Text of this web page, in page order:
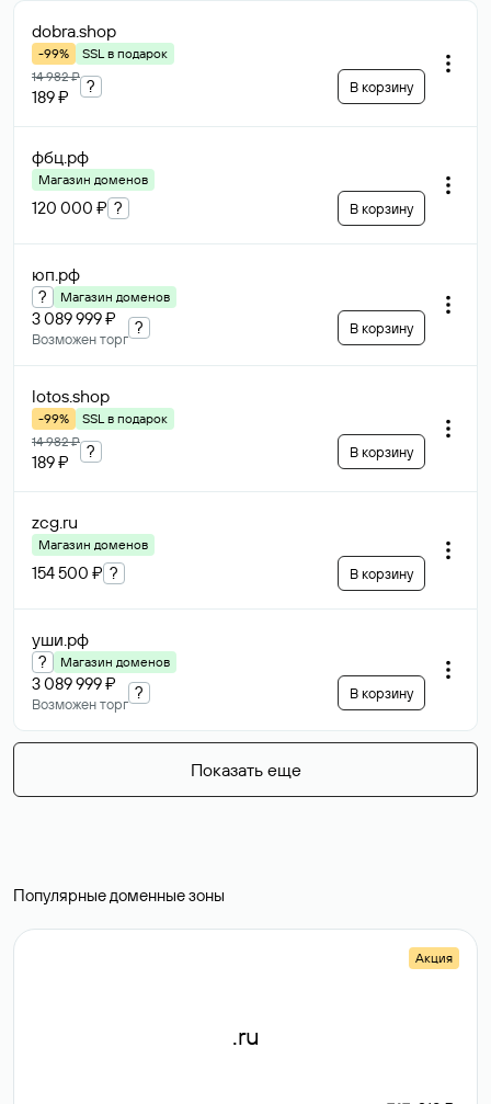
dobra.shop
-99%
SSL в подарок
14 982 ₽
189 ₽
? В корзину
фбц.рф
Магазин доменов
120 000 ₽ ? В корзину
юп.рф
? Магазин доменов
3 089 999 ₽
Возможен торг
? В корзину
lotos.shop
-99%
SSL в подарок
14 982 ₽
189 ₽
? В корзину
zcg.ru
Магазин доменов
154 500 ₽ ? В корзину
уши.рф
? Магазин доменов
3 089 999 ₽
Возможен торг
? В корзину
Показать еще
Популярные доменные зоны
Акция
.ru